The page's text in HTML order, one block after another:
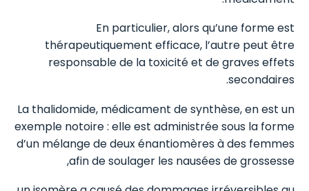
En particulier, alors qu’une forme est
thérapeutiquement efficace, l’autre peut être
responsable de la toxicité et de graves effets
secondaires.
La thalidomide, médicament de synthèse, en est un
exemple notoire : elle est administrée sous la forme
d’un mélange de deux énantiomères à des femmes
afin de soulager les nausées de grossesse,